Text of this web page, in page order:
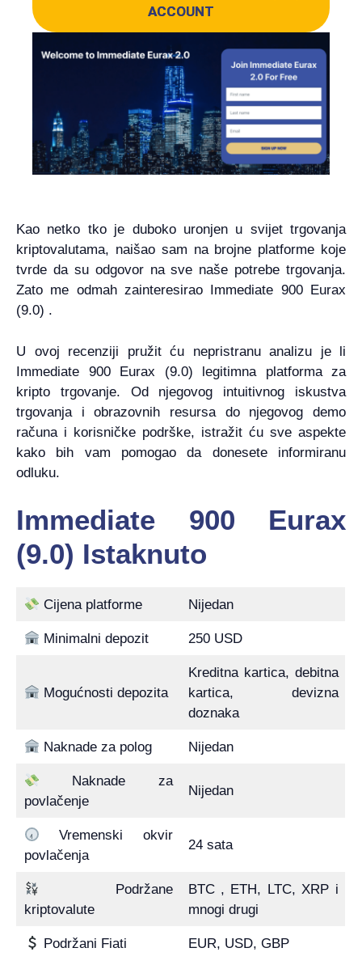
ACCOUNT
Kao netko tko je duboko uronjen u svijet trgovanja
kriptovalutama, naišao sam na brojne platforme koje
tvrde da su odgovor na sve naše potrebe trgovanja.
Zato me odmah zainteresirao Immediate 900 Eurax
(9.0) .
U ovoj recenziji pružit ću nepristranu analizu je li
Immediate 900 Eurax (9.0) legitimna platforma za
kripto trgovanje. Od njegovog intuitivnog iskustva
trgovanja i obrazovnih resursa do njegovog demo
računa i korisničke podrške, istražit ću sve aspekte
kako bih vam pomogao da donesete informiranu
odluku.
Immediate 900 Eurax
(9.0) Istaknuto
Cijena platforme Nijedan
Minimalni depozit 250 USD
Mogućnosti depozita
Kreditna kartica, debitna
kartica, devizna
doznaka
Naknade za polog Nijedan
Naknade za
povlačenje
Nijedan
Vremenski okvir
povlačenja
24 sata
Podržane
kriptovalute
BTC , ETH, LTC, XRP i
mnogi drugi
Podržani Fiati EUR, USD, GBP